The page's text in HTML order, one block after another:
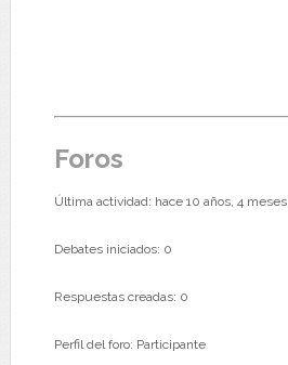
Foros
Última actividad: hace 10 años, 4 meses
Debates iniciados: 0
Respuestas creadas: 0
Perfil del foro: Participante